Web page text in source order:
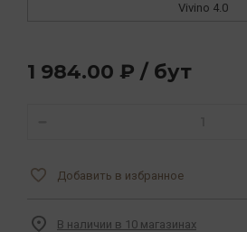
Vivino 4.0
1 984.00 ₽ / бут
Добавить в избранное
В наличии в 10 магазинах